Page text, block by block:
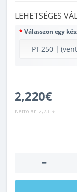
LEHETSÉGES
Válasszon egy
2,220€
Nettó ár: 2,731€